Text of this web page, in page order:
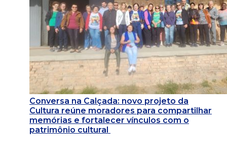
Conversa na Calçada: novo projeto da
Cultura reúne moradores para compartilhar
memórias e fortalecer vínculos com o
patrimônio cultural